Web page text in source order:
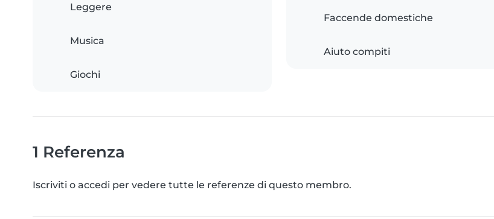
Leggere
Musica
Giochi
Faccende domestiche
Aiuto compiti
1 Referenza
Iscriviti o accedi per vedere tutte le referenze di questo membro.